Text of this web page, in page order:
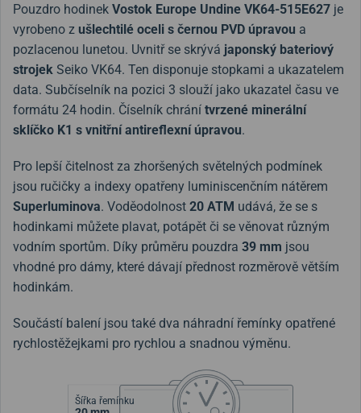
Pouzdro hodinek Vostok Europe Undine VK64-515E627 je
vyrobeno z ušlechtilé oceli s černou PVD úpravou a
pozlacenou lunetou. Uvnitř se skrývá japonský bateriový
strojek Seiko VK64. Ten disponuje stopkami a ukazatelem
data. Subčíselník na pozici 3 slouží jako ukazatel času ve
formátu 24 hodin. Číselník chrání tvrzené minerální
sklíčko K1 s vnitřní antireflexní úpravou.
Pro lepší čitelnost za zhoršených světelných podmínek
jsou ručičky a indexy opatřeny luminiscenčním nátěrem
Superluminova. Voděodolnost 20 ATM udává, že se s
hodinkami můžete plavat, potápět či se věnovat různým
vodním sportům. Díky průměru pouzdra 39 mm jsou
vhodné pro dámy, které dávají přednost rozměrově větším
hodinkám.
Součástí balení jsou také dva náhradní řemínky opatřené
rychlostěžejkami pro rychlou a snadnou výměnu.
Šířka řemínku